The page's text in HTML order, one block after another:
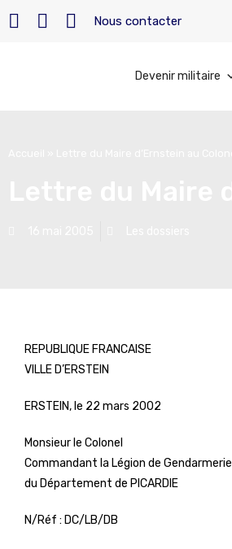
Nous contacter
Devenir militaire
REPUBLIQUE FRANCAISE
VILLE D’ERSTEIN
ERSTEIN, le 22 mars 2002
Monsieur le Colonel
Commandant la Légion de Gendarmerie
du Département de PICARDIE
N/Réf : DC/LB/DB